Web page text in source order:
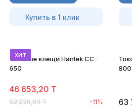
Купить в 1 клик
хит
Токовые клещи Hantek CC-
650
46 653,20 T
52 228,83 T -11%
800
63